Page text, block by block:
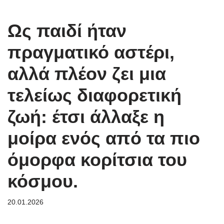
Ως παιδί ήταν
πραγματικό αστέρι,
αλλά πλέον ζει μια
τελείως διαφορετική
ζωή: έτσι άλλαξε η
μοίρα ενός από τα πιο
όμορφα κορίτσια του
κόσμου.
20.01.2026